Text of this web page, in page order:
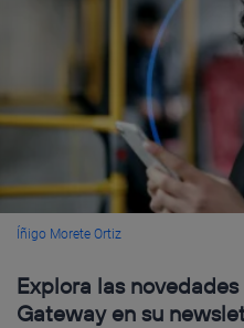
Íñigo Morete Ortiz
Explora las
Gateway en su